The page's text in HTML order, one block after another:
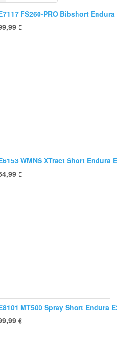
FS260-PRO Bibshort Endura
€
WMNS XTract Short Endura
€
MT500 Spray Short Endura
€